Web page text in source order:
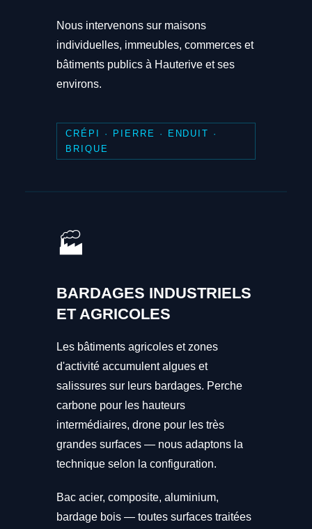
Nous intervenons sur maisons
individuelles, immeubles, commerces et
bâtiments publics à Hauterive et ses
environs.
CRÉPI · PIERRE · ENDUIT ·
BRIQUE
🏭
BARDAGES INDUSTRIELS
ET AGRICOLES
Les bâtiments agricoles et zones
d'activité accumulent algues et
salissures sur leurs bardages. Perche
carbone pour les hauteurs
intermédiaires, drone pour les très
grandes surfaces — nous adaptons la
technique selon la configuration.
Bac acier, composite, aluminium,
bardage bois — toutes surfaces traitées